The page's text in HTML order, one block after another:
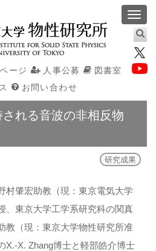
ージ 人事公募
図書室
お問い合わせ
れる音波の非相反物
研究成果
村肇宏助教（現：東京電気大学
、東京大学工学系研究科の関真
教（現：東京大学物性研究所准
X.-X. Zhang博士と軽部皓介博士